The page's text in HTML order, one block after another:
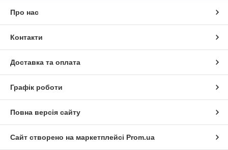
Про нас
Контакти
Доставка та оплата
Графік роботи
Повна версія сайту
Сайт створено на маркетплейсі Prom.ua